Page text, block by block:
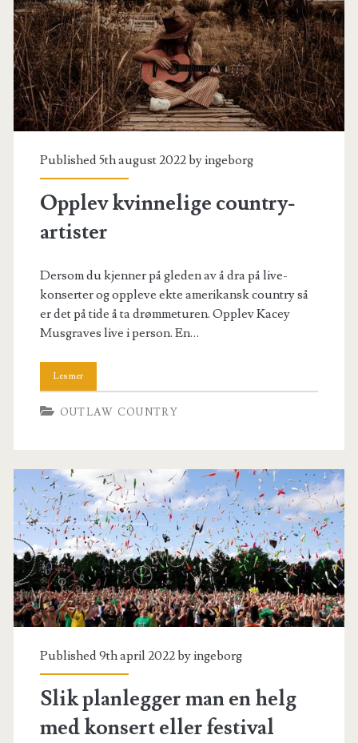
Published 5th august 2022 byingeborg
Opplev kvinnelige country-
artister
Dersom du kjenner på gleden av å dra på live-
konserter og oppleve ekte amerikansk country så
er det på tide å ta drømmeturen. Opplev Kacey
Musgraves live i person. En…
OUTLAW COUNTRY
Published 9th april 2022 byingeborg
Slik planlegger man en helg
med konsert eller festival